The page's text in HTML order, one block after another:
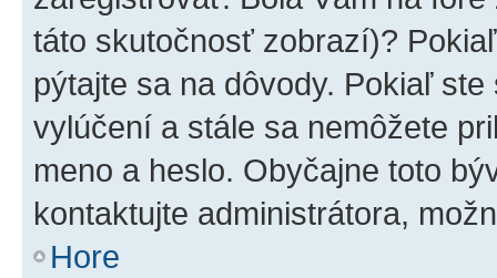
táto skutočnosť zobrazí)?
pýtajte sa na dôvody. Pokiaľ
vylúčení a stále sa nemôžete
meno a heslo. Obyčajne toto
kontaktujte administrátora,
Hore